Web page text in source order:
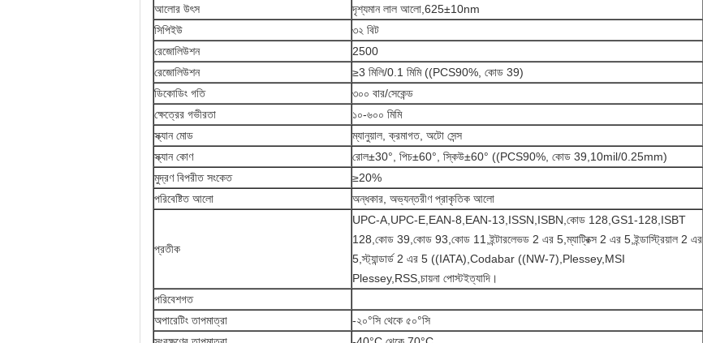
আলোর উৎস
দৃশ্যমান লাল আলো,625±10nm
সিপিইউ
৩২ বিট
রেজোলিউশন
2500
রেজোলিউশন
≥3 মিলি/0.1 মিমি ((PCS90%, কোড 39)
ডিকোডিং গতি
৩০০ বার/সেকেন্ড
ক্ষেত্রের গভীরতা
১০-৬০০ মিমি
স্ক্যান মোড
ম্যানুয়াল, ক্রমাগত, অটো সেন্স
স্ক্যান কোণ
রোল±30°, পিচ±60°, স্কিউ±60° ((PCS90%, কোড 39,10mil/0.25mm)
মুদ্রণ বিপরীত সংকেত
≥20%
পরিবেষ্টিত আলো
অন্ধকার, অভ্যন্তরীণ প্রাকৃতিক আলো
প্রতীক
UPC-A,UPC-E,EAN-8,EAN-13,ISSN,ISBN,কোড 128,GS1-128,ISBT
128,কোড 39,কোড 93,কোড 11,ইন্টারলেভড 2 এর 5,ম্যাট্রিক্স 2 এর 5,ইন্ডাস্ট্রিয়াল 2 এর
5,স্ট্যান্ডার্ড 2 এর 5 ((IATA),Codabar ((NW-7),Plessey,MSI
Plessey,RSS,চায়না পোস্টইত্যাদি।
পরিবেশগত
অপারেটিং তাপমাত্রা
-২০°সি থেকে ৫০°সি